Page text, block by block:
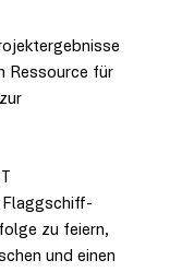
Ressource für
Flaggschiff-
zu feiern,
und einen